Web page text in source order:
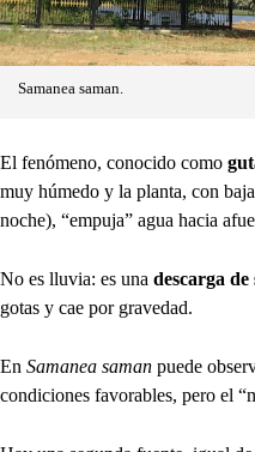
Samanea saman.
El fenómeno, conocido como
muy húmedo y la planta, con
noche), “empuja” agua hacia
No es lluvia: es una descarga
gotas y cae por gravedad.
En Samanea saman puede
condiciones favorables, pero el